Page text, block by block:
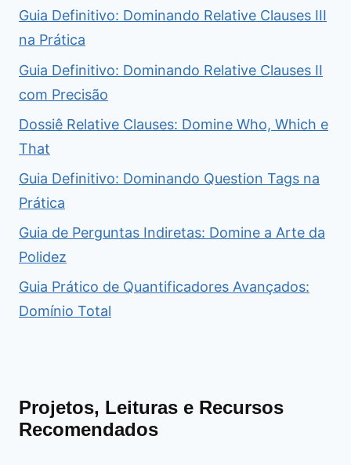
Guia Definitivo: Dominando Relative Clauses III
na Prática
Guia Definitivo: Dominando Relative Clauses II
com Precisão
Dossiê Relative Clauses: Domine Who, Which e
That
Guia Definitivo: Dominando Question Tags na
Prática
Guia de Perguntas Indiretas: Domine a Arte da
Polidez
Guia Prático de Quantificadores Avançados:
Domínio Total
Projetos, Leituras e Recursos
Recomendados